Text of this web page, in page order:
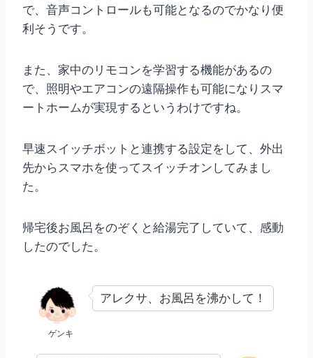
で、音声コントロールも可能となるのでかなり便
利そうです。
また、家中のリモコンを学習する機能があるの
で、照明やエアコンの遠隔操作も可能になりスマ
ートホームが実現するというわけですね。
早速スイッチボットと連携する設定をして、外出
先からスマホを使ってスイッチオンしてみまし
た。
帰宅後お風呂をのぞくと給湯完了していて、感動
したのでした。
ゲンキ
アレクサ、お風呂を沸かして！